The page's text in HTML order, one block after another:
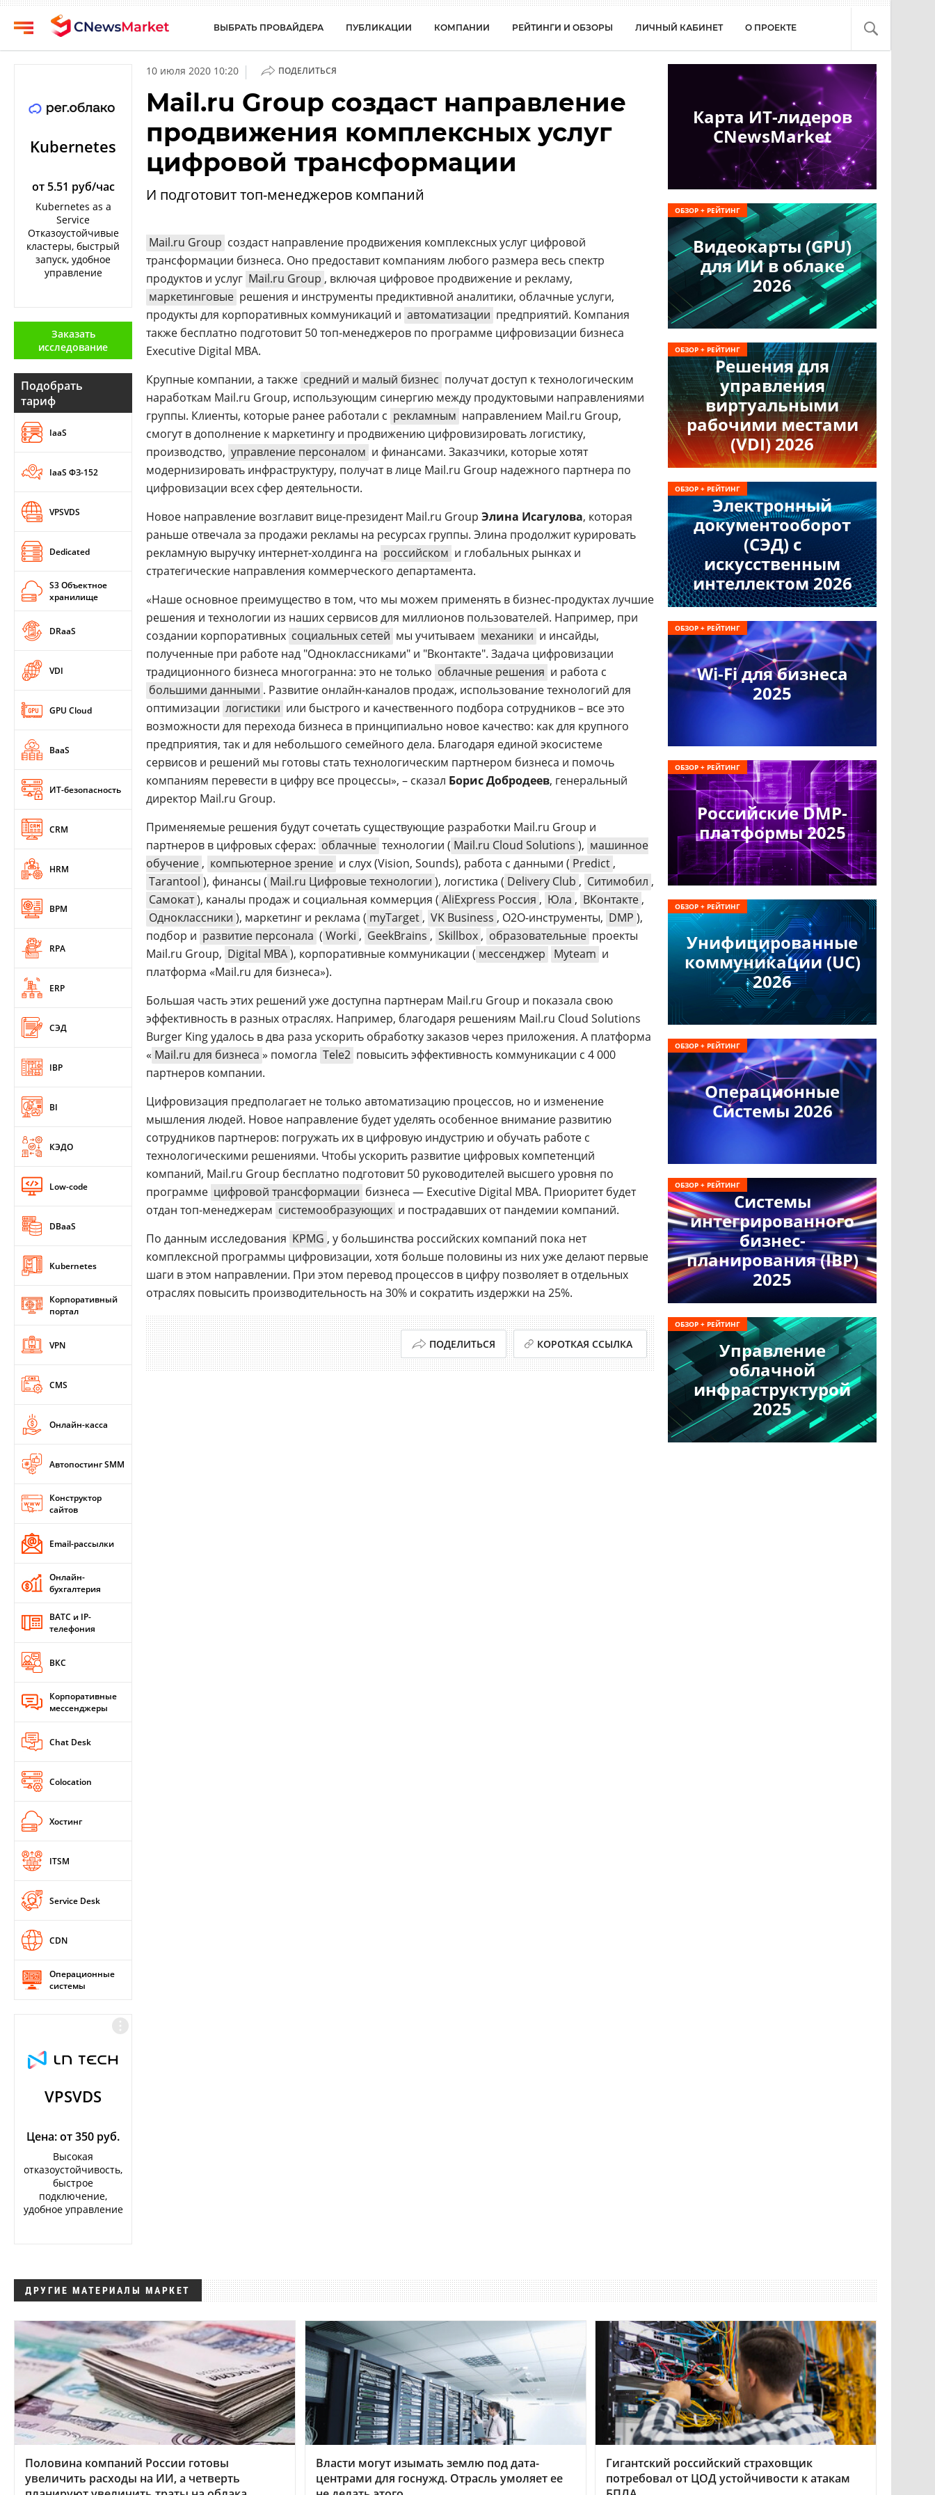
Публикации
обзоры
Личный
кабинет
проекте
Аналитика
Конференции
Техника
издании
Вакансии
Контакты
Telegram
Конференции
Техника
ВЫБРАТЬ ПРОВАЙДЕРА ПУБЛИКАЦИИ КОМПАНИИ РЕЙТИНГИ И ОБЗОРЫ ЛИЧНЫЙ КАБИНЕТ О ПРОЕКТЕ
Kubernetes
от 5.51 руб/час
Kubernetes as a
Service
Отказоустойчивые
кластеры, быстрый
запуск, удобное
управление
Заказать
исследование
Подобрать
тариф
IaaS
IaaS ФЗ-152
VPSVDS
Dedicated
S3 Объектное
хранилище
DRaaS
VDI
GPU Cloud
BaaS
ИТ-безопасность
CRM
HRM
BPM
RPA
ERP
СЭД
IBP
BI
КЭДО
Low-code
DBaaS
Kubernetes
Корпоративный
портал
VPN
CMS
Онлайн-касса
Автопостинг SMM
Конструктор
сайтов
Email-рассылки
Онлайн-
бухгалтерия
ВАТС и IP-
телефония
ВКС
Корпоративные
мессенджеры
Chat Desk
Colocation
Хостинг
ITSM
Service Desk
CDN
Операционные
системы
VPSVDS
Цена: от 350 руб.
Высокая
отказоустойчивость,
быстрое
подключение,
удобное управление
10 июля 2020 10:20 | ПОДЕЛИТЬСЯ
Mail.ru Group создаст направление
продвижения комплексных услуг
цифровой трансформации
И подготовит топ-менеджеров компаний
Mail.ru Group создаcт направление продвижения комплексных услуг цифровой
трансформации бизнеса. Оно предоставит компаниям любого размера весь спектр
продуктов и услуг Mail.ru Group , включая цифровое продвижение и рекламу,
маркетинговые решения и инструменты предиктивной аналитики, облачные услуги,
продукты для корпоративных коммуникаций и автоматизации предприятий. Компания
также бесплатно подготовит 50 топ-менеджеров по программе цифровизации бизнеса
Executive Digital MBA.
Крупные компании, а также средний и малый бизнес получат доступ к технологическим
наработкам Mail.ru Group, использующим синергию между продуктовыми направлениями
группы. Клиенты, которые ранее работали с рекламным направлением Mail.ru Group,
смогут в дополнение к маркетингу и продвижению цифровизировать логистику,
производство, управление персоналом и финансами. Заказчики, которые хотят
модернизировать инфраструктуру, получат в лице Mail.ru Group надежного партнера по
цифровизации всех сфер деятельности.
Новое направление возглавит вице-президент Mail.ru Group Элина Исагулова, которая
раньше отвечала за продажи рекламы на ресурсах группы. Элина продолжит курировать
рекламную выручку интернет-холдинга на российском и глобальных рынках и
стратегические направления коммерческого департамента.
«Наше основное преимущество в том, что мы можем применять в бизнес-продуктах лучшие
решения и технологии из наших сервисов для миллионов пользователей. Например, при
создании корпоративных социальных сетей мы учитываем механики и инсайды,
полученные при работе над "Одноклассниками" и "Вконтакте". Задача цифровизации
традиционного бизнеса многогранна: это не только облачные решения и работа с
большими данными . Развитие онлайн-каналов продаж, использование технологий для
оптимизации логистики или быстрого и качественного подбора сотрудников – все это
возможности для перехода бизнеса в принципиально новое качество: как для крупного
предприятия, так и для небольшого семейного дела. Благодаря единой экосистеме
сервисов и решений мы готовы стать технологическим партнером бизнеса и помочь
компаниям перевести в цифру все процессы», – сказал Борис Добродеев, генеральный
директор Mail.ru Group.
Применяемые решения будут сочетать существующие разработки Mail.ru Group и
партнеров в цифровых сферах: облачные технологии ( Mail.ru Cloud Solutions ), машинное
обучение , компьютерное зрение и слух (Vision, Sounds), работа с данными ( Predict ,
Tarantool ), финансы ( Mail.ru Цифровые технологии ), логистика ( Delivery Club , Ситимобил ,
Самокат), каналы продаж и социальная коммерция ( AliExpress Россия , Юла , ВКонтакте ,
Одноклассники ), маркетинг и реклама ( myTarget , VK Business , O2O-инструменты, DMP ),
подбор и развитие персонала ( Worki , GeekBrains , Skillbox , образовательные проекты
Mail.ru Group, Digital MBA), корпоративные коммуникации ( мессенджер Myteam и
платформа «Mail.ru для бизнеса»).
Большая часть этих решений уже доступна партнерам Mail.ru Group и показала свою
эффективность в разных отраслях. Например, благодаря решениям Mail.ru Cloud Solutions
Burger King удалось в два раза ускорить обработку заказов через приложения. А платформа
« Mail.ru для бизнеса » помогла Tele2 повысить эффективность коммуникации с 4 000
партнеров компании.
Цифровизация предполагает не только автоматизацию процессов, но и изменение
мышления людей. Новое направление будет уделять особенное внимание развитию
сотрудников партнеров: погружать их в цифровую индустрию и обучать работе с
технологическими решениями. Чтобы ускорить развитие цифровых компетенций
компаний, Mail.ru Group бесплатно подготовит 50 руководителей высшего уровня по
программе цифровой трансформации бизнеса — Executive Digital MBA. Приоритет будет
отдан топ-менеджерам системообразующих и пострадавших от пандемии компаний.
По данным исследования KPMG , у большинства российских компаний пока нет
комплексной программы цифровизации, хотя больше половины из них уже делают первые
шаги в этом направлении. При этом перевод процессов в цифру позволяет в отдельных
отраслях повысить производительность на 30% и сократить издержки на 25%.
ПОДЕЛИТЬСЯ КОРОТКАЯ ССЫЛКА
Карта ИТ-лидеров
CNewsMarket
Видеокарты (GPU)
для ИИ в облаке
2026
ОБЗОР + РЕЙТИНГ
Решения для
управления
виртуальными
рабочими местами
(VDI) 2026
ОБЗОР + РЕЙТИНГ
Электронный
документооборот
(СЭД) с
искусственным
интеллектом 2026
ОБЗОР + РЕЙТИНГ
Wi-Fi для бизнеса
2025
ОБЗОР + РЕЙТИНГ
Российские DMP-
платформы 2025
ОБЗОР + РЕЙТИНГ
Унифицированные
коммуникации (UC)
2026
ОБЗОР + РЕЙТИНГ
Операционные
Системы 2026
ОБЗОР + РЕЙТИНГ
Системы
интегрированного
бизнес-
планирования (IBP)
2025
ОБЗОР + РЕЙТИНГ
Управление
облачной
инфраструктурой
2025
ОБЗОР + РЕЙТИНГ
ДРУГИЕ МАТЕРИАЛЫ МАРКЕТ
Половина компаний России готовы
увеличить расходы на ИИ, а четверть
Власти могут изымать землю под дата-
центрами для госнужд. Отрасль умоляет ее
Гигантский российский страховщик
потребовал от ЦОД устойчивости к атакам